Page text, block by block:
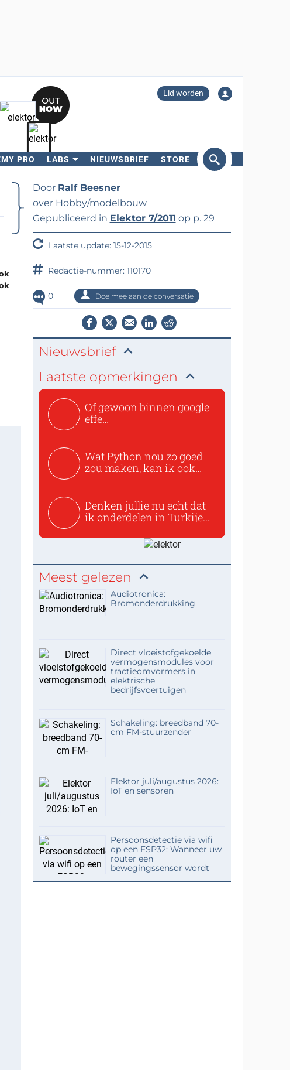
Lid worden
PRO LABS NIEUWSBRIEF STORE
Door Ralf Beesner
over Hobby/modelbouw
Gepubliceerd in Elektor 7/2011 op p. 29
Laatste update: 15-12-2015
Redactie-nummer: 110170
0 Doe mee aan de conversatie
Nieuwsbrief
Laatste opmerkingen
Of gewoon binnen google
effe
Wat Python nou zo goed
zou maken, kan ik ook
Denken jullie nu echt dat
ik onderdelen in Turkije...
Meest gelezen
Audiotronica:
Bromonderdrukking
Direct vloeistofgekoelde
vermogensmodules voor
tractieomvormers in
elektrische
bedrijfsvoertuigen
Schakeling: breedband 70-
cm FM-stuurzender
Elektor juli/augustus 2026:
IoT en sensoren
Persoonsdetectie via wifi
op een ESP32: Wanneer uw
router een
bewegingssensor wordt